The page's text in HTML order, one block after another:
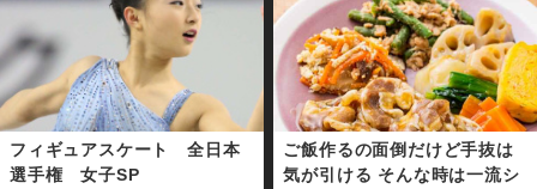
フィギュアスケート 全日本
選手権 女子SP
ご飯作るの面倒だけど手抜は
気が引ける そんな時は一流シ